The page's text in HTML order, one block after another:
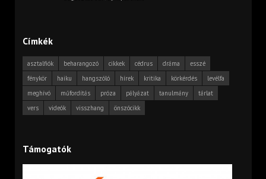
Címkék
asztalfiók beharangozó cikkek cédrus dráma
esszé
fénykör
haiku hangszóló hírek kritika körkérdés
levélfa
meghívó
műfordítás próza pályázat tanulmány
tárlat
vers
videók visszhang önszócikk
Támogatók